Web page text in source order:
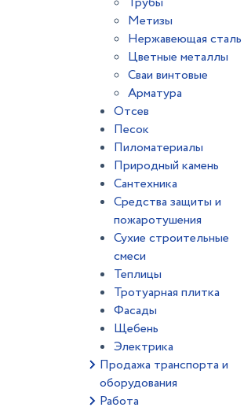
Метизы
Нержавеющая сталь
Цветные металлы
Сваи винтовые
Арматура
Отсев
Песок
Пиломатериалы
Природный камень
Сантехника
Средства защиты и
пожаротушения
Сухие строительные
смеси
Теплицы
Тротуарная плитка
Фасады
Щебень
Электрика
Продажа транспорта и
оборудования
Работа